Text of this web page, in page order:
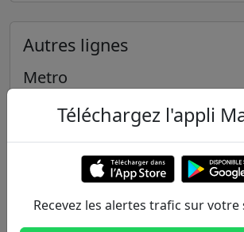
Autres lignes
Metro
2 3 3B
6 7 7B
9 10 11 12
Téléchargez l'appli
Recevez les alertes trafic sur